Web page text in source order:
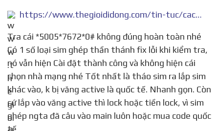
https://www.thegioididong.com/tin-tuc/cach-kiem-tra-iphone-lock-gia-mao-quoc-te-khong-can-thao-may-984872
Tra cái *5005*7672*0# không đúng hoàn toàn nhé
Có 1 số loại sim ghép thần thánh fix lỗi khi kiểm tra,
nó vẫn hiện Cài đặt thành công và không hiện cái
chọn nhà mạng nhé Tốt nhất là tháo sim ra lắp sim
khác vào, k bị văng active là quốc tế. Nhanh gọn. Còn
cứ lắp vào văng active thì lock hoặc tiền lock, vì sim
ghép ngta đã câu vào main luôn hoặc mua code quốc
tế.